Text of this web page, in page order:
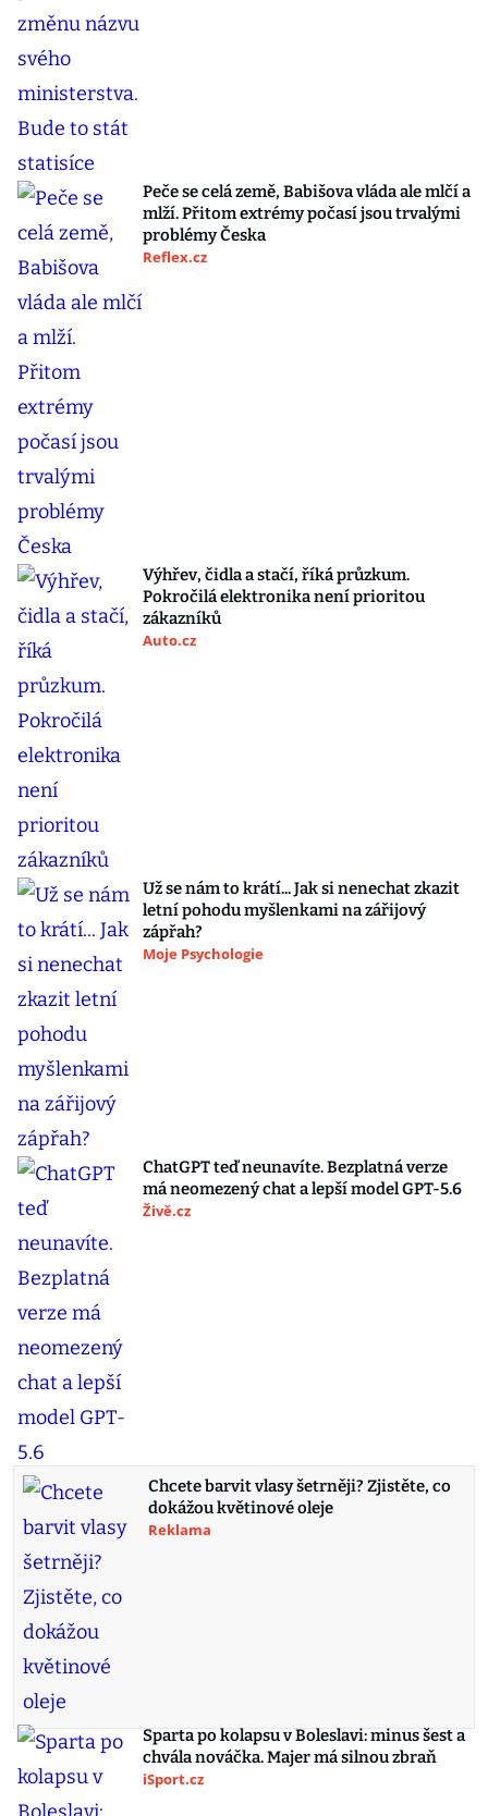
Peče se celá země, Babišova vláda ale mlčí a
mlží. Přitom extrémy počasí jsou trvalými
problémy Česka
Reflex.cz
Výhřev, čidla a stačí, říká průzkum.
Pokročilá elektronika není prioritou
zákazníků
Auto.cz
Už se nám to krátí... Jak si nenechat zkazit
letní pohodu myšlenkami na zářijový
zápřah?
Moje Psychologie
ChatGPT teď neunavíte. Bezplatná verze
má neomezený chat a lepší model GPT-5.6
Živě.cz
Chcete barvit vlasy šetrněji? Zjistěte, co
dokážou květinové oleje
Reklama
Sparta po kolapsu v Boleslavi: minus šest a
chvála nováčka. Majer má silnou zbraň
iSport.cz